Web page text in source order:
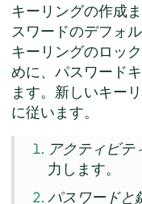
キーリングの作成
スワードのデフォ
キーリングのロッ
めに、パスワード
ます。新しいキー
に従います。
アクティビテ
力します。
パスワードと